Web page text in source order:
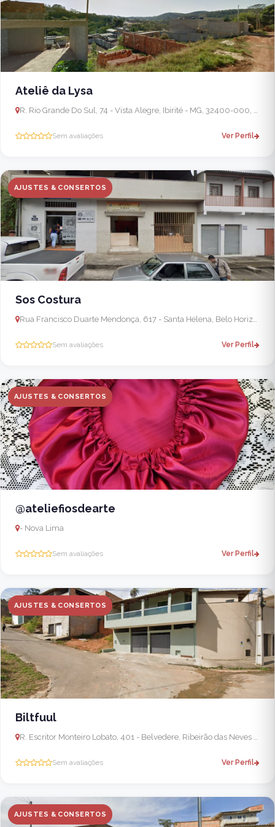
Ateliê da Lysa
R. Rio Grande Do Sul, 74 - Vista Alegre, Ibirité - MG, 32400-000, Brasil
Sem avaliações Ver Perfil
AJUSTES & CONSERTOS
Sos Costura
Rua Francisco Duarte Mendonça, 617 - Santa Helena, Belo Horizonte - MG, 30642-310, Brasil - Ibirité
Sem avaliações Ver Perfil
AJUSTES & CONSERTOS
@ateliefiosdearte
- Nova Lima
Sem avaliações Ver Perfil
AJUSTES & CONSERTOS
Biltfuul
R. Escritor Monteiro Lobato, 401 - Belvedere, Ribeirão das Neves - MG, 33821-447, Brasil
Sem avaliações Ver Perfil
AJUSTES & CONSERTOS